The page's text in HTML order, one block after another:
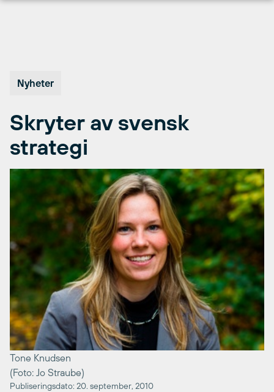
Nyheter
Skryter av svensk
strategi
Tone Knudsen
(Foto: Jo Straube)
Publiseringsdato: 20. september, 2010